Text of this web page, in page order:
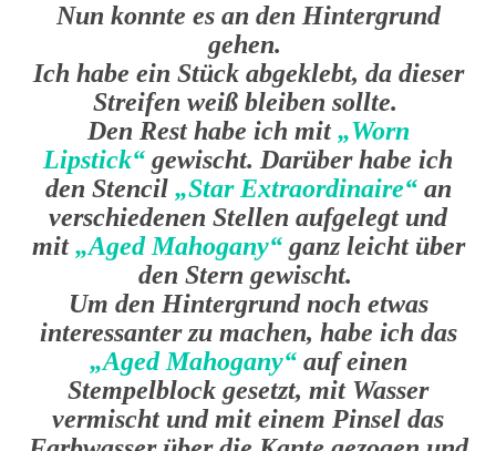
Nun konnte es an den Hintergrund
gehen.
Ich habe ein Stück abgeklebt, da dieser
Streifen weiß bleiben sollte.
Den Rest habe ich mit„Worn
Lipstick“ gewischt. Darüber habe ich
den Stencil „Star Extraordinaire“an
verschiedenen Stellen aufgelegt und
mit„Aged Mahogany“ganz leicht über
den Stern gewischt.
Um den Hintergrund noch etwas
interessanter zu machen, habe ich das
„Aged Mahogany“auf einen
Stempelblock gesetzt, mit Wasser
vermischt und mit einem Pinsel das